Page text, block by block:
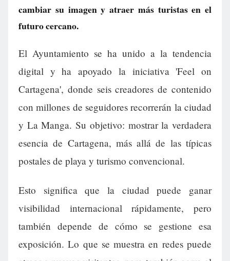
cambiar su imagen y atraer más turistas en el
futuro cercano.
El Ayuntamiento se ha unido a la tendencia
digital y ha apoyado la iniciativa 'Feel on
Cartagena', donde seis creadores de contenido
con millones de seguidores recorrerán la ciudad
y La Manga. Su objetivo: mostrar la verdadera
esencia de Cartagena, más allá de las típicas
postales de playa y turismo convencional.
Esto significa que la ciudad puede ganar
visibilidad internacional rápidamente, pero
también depende de cómo se gestione esa
exposición. Lo que se muestra en redes puede